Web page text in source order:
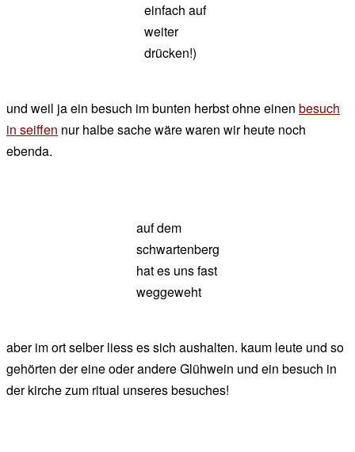
einfach auf
weiter
drücken!)
und weil ja ein besuch im bunten herbst ohne einen besuch
in seiffen nur halbe sache wäre waren wir heute noch
ebenda.
auf dem
schwartenberg
hat es uns fast
weggeweht
aber im ort selber liess es sich aushalten. kaum leute und so
gehörten der eine oder andere Glühwein und ein besuch in
der kirche zum ritual unseres besuches!